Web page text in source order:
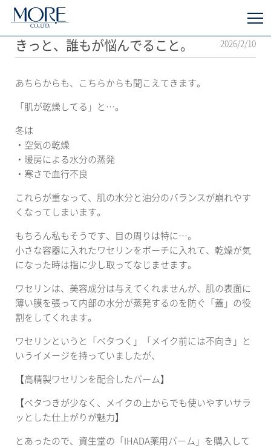
2026/2/10
きっと、誰もが悩んでること。
あちらからも、こちらからも聞こえてきます。
「肌が乾燥してる」と…。
冬は
・空気の乾燥
・暖房による水分の蒸発
・寒さで血行不良
これらが重なって、肌の水分と油分のバランスが崩れやす
くなってしまいます。
もちろん私もそうです、目の周りは特に…。
小さな容器に入れたワセリンをポーチに入れて、乾燥が気
になった時は指に少し取ってなじませます。
ワセリンは、美容成分は与えてくれませんが、肌の表面に
薄い膜を張って内部の水分が蒸発するのを防ぐ「蓋」の役
割をしてくれます。
ワセリンというと「ベタつく」「メイク前には不向き」と
いうイメージを持っていましたが、
【高精製ワセリンを配合したバーム】
【ベタつきが少なく、メイクの上からでも使いやすいサラ
ッとした仕上がりが魅力】
とあったので、資生堂の「IHADA薬用バーム」を購入して